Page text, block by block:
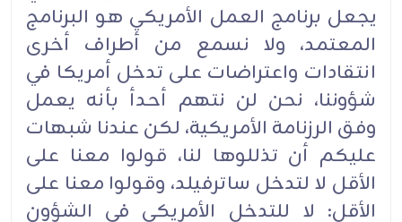
يجعل برنامج العمل الأمريكي هو البرنامج
المعتمد، ولا نسمع من أطراف أخرى
انتقادات واعتراضات على تدخل أمريكا في
شؤوننا، نحن لن نتهم أحدأ بأنه يعمل
وفق الرزنامة الأمريكية، لكن عندنا شبهات
عليكم أن تذللوها لنا، قولوا معنا على
الأقل لا لتدخل ساترفيلد، وقولوا معنا على
الأقل: لا للتدخل الأمريكي في الشؤون